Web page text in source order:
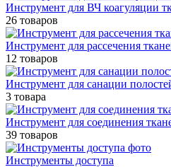
Инструмент для ВЧ коагуляции
26 товаров
Инструмент для рассечения
12 товаров
Инструмент для санации
3 товара
Инструмент для соединения
39 товаров
Инструменты доступа